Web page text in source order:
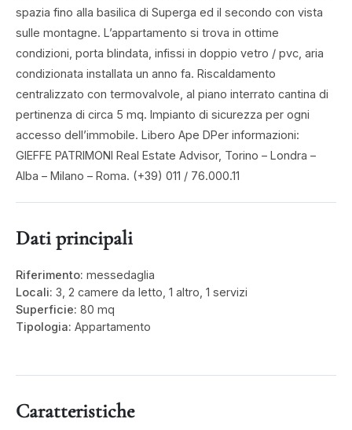
spazia fino alla basilica di Superga ed il secondo con vista
sulle montagne. L’appartamento si trova in ottime
condizioni, porta blindata, infissi in doppio vetro / pvc, aria
condizionata installata un anno fa. Riscaldamento
centralizzato con termovalvole, al piano interrato cantina di
pertinenza di circa 5 mq. Impianto di sicurezza per ogni
accesso dell’immobile. Libero Ape DPer informazioni:
GIEFFE PATRIMONI Real Estate Advisor, Torino – Londra –
Alba – Milano – Roma. (+39) 011 / 76.000.11
Dati principali
Riferimento: messedaglia
Locali: 3, 2 camere da letto, 1 altro, 1 servizi
Superficie: 80 mq
Tipologia: Appartamento
Caratteristiche